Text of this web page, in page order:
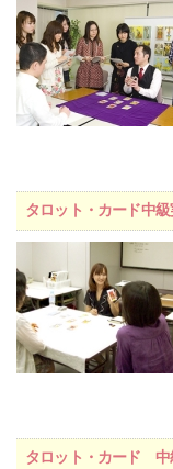
タロット・カード中
タロット・カード 中